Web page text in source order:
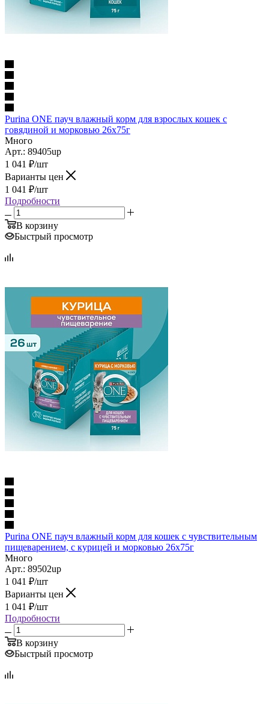
Purina ONE пауч влажный корм для взрослых кошек с
говядиной и морковью 26х75г
Много
Арт.: 89405up
1 041 ₽/шт
Варианты цен
1 041 ₽/шт
Подробности
В корзину
Быстрый просмотр
Purina ONE пауч влажный корм для кошек с чувствительным
пищеварением, с курицей и морковью 26х75г
Много
Арт.: 89502up
1 041 ₽/шт
Варианты цен
1 041 ₽/шт
Подробности
В корзину
Быстрый просмотр